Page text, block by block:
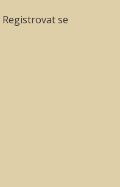
Registrovat se